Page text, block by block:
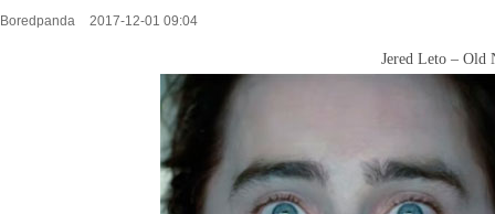
Boredpanda 2017-12-01 09:04
Jered Leto – Old